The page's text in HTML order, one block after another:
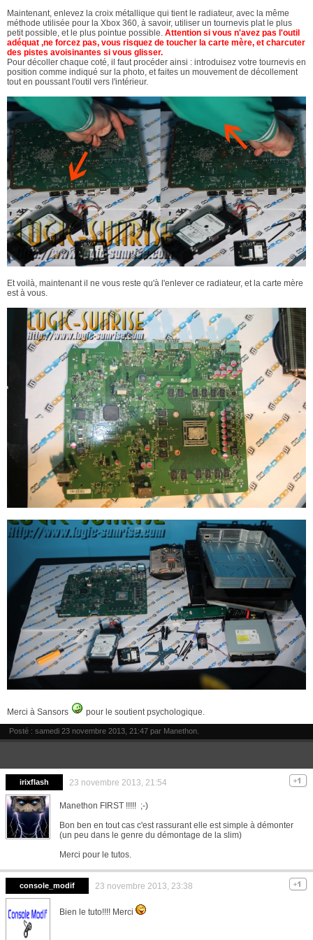
Maintenant, enlevez la croix métallique qui tient le radiateur, avec la même
méthode utilisée pour la Xbox 360, à savoir, utiliser un tournevis plat le plus
petit possible, et le plus pointue possible. Attention si vous n'avez pas l'outil
adéquat ,ne forcez pas, vous risquez de toucher la carte mère, et charcuter
des pistes avoisinantes si vous glisser.
Pour décoller chaque coté, il faut procéder ainsi : introduisez votre tournevis en
position comme indiqué sur la photo, et faites un mouvement de décollement
tout en poussant l'outil vers l'intérieur.
Et voilà, maintenant il ne vous reste qu'à l'enlever ce radiateur, et la carte mère
est à vous.
Merci à Sansors pour le soutient psychologique.
Posté : samedi 23 novembre 2013, 21:47 par Manethon
irixflash 23 novembre 2013, 21:54
Manethon FIRST !!!!! ;-)
Bon ben en tout cas c'est rassurant elle est simple à démonter
(un peu dans le genre du démontage de la slim)
Merci pour le tutos.
console_modif 23 novembre 2013, 23:38
Bien le tuto!!!! Merci